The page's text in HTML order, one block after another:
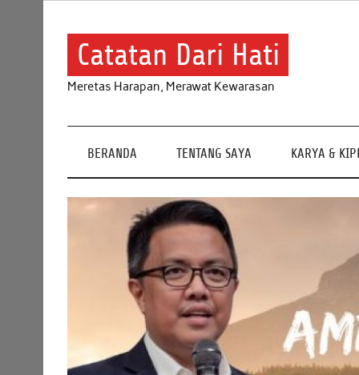
Catatan Dari Hati
Meretas Harapan, Merawat Kewarasan
BERANDA TENTANG SAYA KARYA &